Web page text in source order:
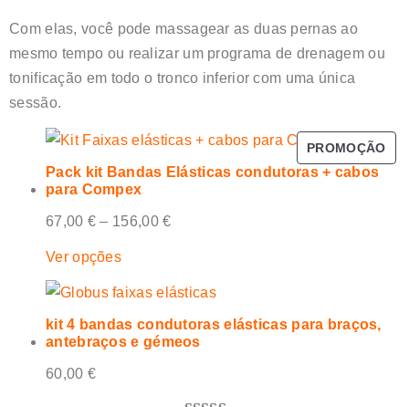
Com elas, você pode massagear as duas pernas ao
mesmo tempo ou realizar um programa de drenagem ou
tonificação em todo o tronco inferior com uma única
sessão.
PROMOÇÃO
Pack kit Bandas Elásticas condutoras + cabos
para Compex
67,00 € – 156,00€
Ver opções
kit 4 bandas condutoras elásticas para braços,
antebraços e gémeos
60,00 €